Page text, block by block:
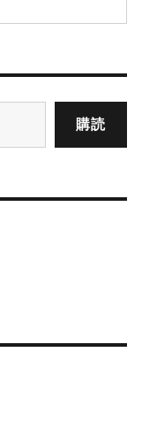
購読